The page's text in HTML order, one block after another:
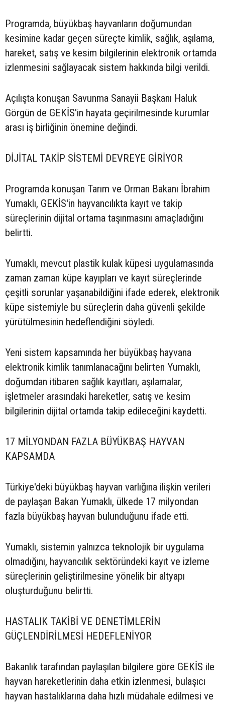
Programda, büyükbaş hayvanların doğumundan
kesimine kadar geçen süreçte kimlik, sağlık, aşılama,
hareket, satış ve kesim bilgilerinin elektronik ortamda
izlenmesini sağlayacak sistem hakkında bilgi verildi.
Açılışta konuşan Savunma Sanayii Başkanı Haluk
Görgün de GEKİS'in hayata geçirilmesinde kurumlar
arası iş birliğinin önemine değindi.
DİJİTAL TAKİP SİSTEMİ DEVREYE GİRİYOR
Programda konuşan Tarım ve Orman Bakanı İbrahim
Yumaklı, GEKİS'in hayvancılıkta kayıt ve takip
süreçlerinin dijital ortama taşınmasını amaçladığını
belirtti.
Yumaklı, mevcut plastik kulak küpesi uygulamasında
zaman zaman küpe kayıpları ve kayıt süreçlerinde
çeşitli sorunlar yaşanabildiğini ifade ederek, elektronik
küpe sistemiyle bu süreçlerin daha güvenli şekilde
yürütülmesinin hedeflendiğini söyledi.
Yeni sistem kapsamında her büyükbaş hayvana
elektronik kimlik tanımlanacağını belirten Yumaklı,
doğumdan itibaren sağlık kayıtları, aşılamalar,
işletmeler arasındaki hareketler, satış ve kesim
bilgilerinin dijital ortamda takip edileceğini kaydetti.
17 MİLYONDAN FAZLA BÜYÜKBAŞ HAYVAN
KAPSAMDA
Türkiye'deki büyükbaş hayvan varlığına ilişkin verileri
de paylaşan Bakan Yumaklı, ülkede 17 milyondan
fazla büyükbaş hayvan bulunduğunu ifade etti.
Yumaklı, sistemin yalnızca teknolojik bir uygulama
olmadığını, hayvancılık sektöründeki kayıt ve izleme
süreçlerinin geliştirilmesine yönelik bir altyapı
oluşturduğunu belirtti.
HASTALIK TAKİBİ VE DENETİMLERİN
GÜÇLENDİRİLMESİ HEDEFLENİYOR
Bakanlık tarafından paylaşılan bilgilere göre GEKİS ile
hayvan hareketlerinin daha etkin izlenmesi, bulaşıcı
hayvan hastalıklarına daha hızlı müdahale edilmesi ve